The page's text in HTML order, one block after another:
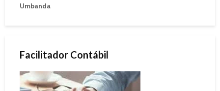
Umbanda
Facilitador Contábil